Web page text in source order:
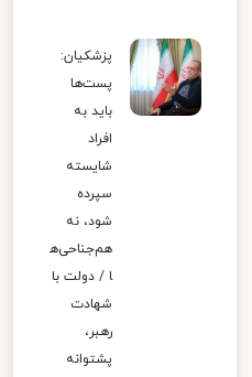
پزشکیان:
پست‌ها
باید به
افراد
شایسته
سپرده
شود، نه
هم‌جناحی‌ه
ا / دولت با
شهادت
رهبر،
پشتوانه